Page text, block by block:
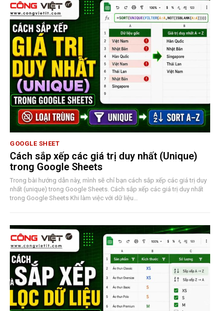
GOOGLE SHEET
Cách sắp xếp các giá trị duy nhất (Unique)
trong Google Sheets
Trong bài hướng dẫn này, mình sẽ chỉ bạn cách sắp xếp các giá trị duy
nhất (unique) trong Google Sheets. Cách sắp xếp các giá trị duy nhất
trong Google Sheets Khi làm việc với dữ liệu…